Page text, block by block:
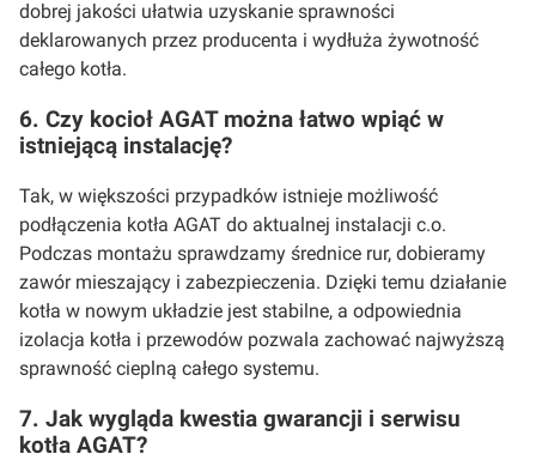
dobrej jakości ułatwia uzyskanie sprawności
deklarowanych przez producenta i wydłuża żywotność
całego kotła.
6. Czy kocioł AGAT można łatwo wpiąć w
istniejącą instalację?
Tak, w większości przypadków istnieje możliwość
podłączenia kotła AGAT do aktualnej instalacji c.o.
Podczas montażu sprawdzamy średnice rur, dobieramy
zawór mieszający i zabezpieczenia. Dzięki temu działanie
kotła w nowym układzie jest stabilne, a odpowiednia
izolacja kotła i przewodów pozwala zachować najwyższą
sprawność cieplną całego systemu.
7. Jak wygląda kwestia gwarancji i serwisu
kotła AGAT?